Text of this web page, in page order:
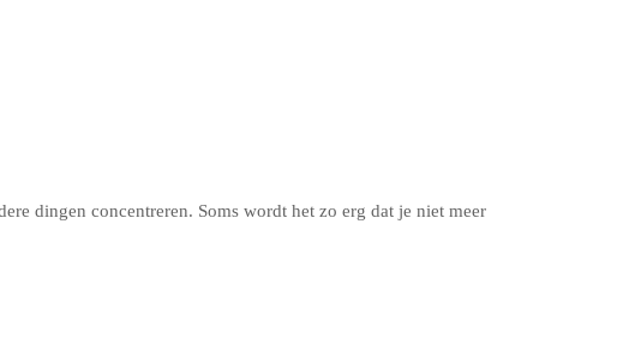
dingen concentreren. Soms wordt het zo erg dat je niet meer